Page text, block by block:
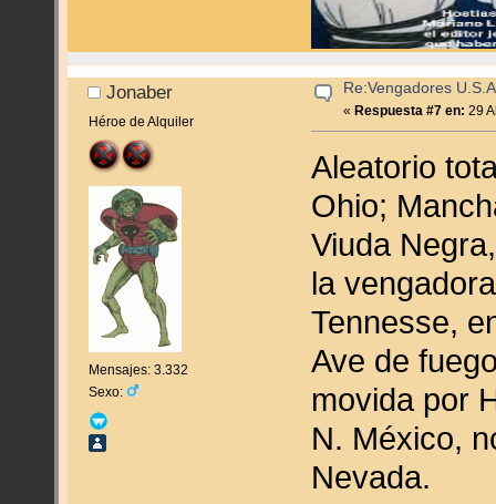
Jonaber
Héroe de Alquiler
Mensajes: 3.332
Sexo:
Re:Vengadores
« Respuesta #7 en: 29
Aleatorio
Ohio;
Viuda
la
Tennesse,
Ave de
movida por
N. México,
Nevada.